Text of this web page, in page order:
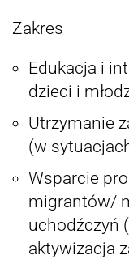
Zakres
Edukacja i
dzieci i
Utrzymanie
(w
Wsparcie
migrantów/
uchodźczyń
aktywizacja